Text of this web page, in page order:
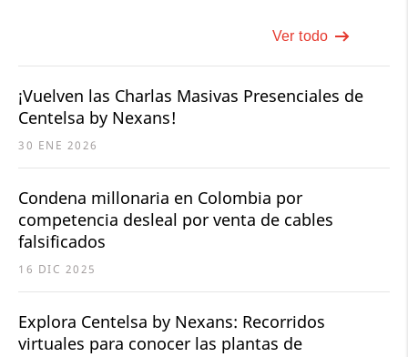
Ver todo
¡Vuelven las Charlas Masivas Presenciales de
Centelsa by Nexans!
30 ENE 2026
Condena millonaria en Colombia por
competencia desleal por venta de cables
falsificados
16 DIC 2025
Explora Centelsa by Nexans: Recorridos
virtuales para conocer las plantas de